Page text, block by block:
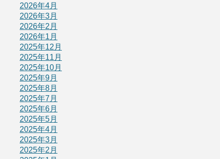
2026年4月
2026年3月
2026年2月
2026年1月
2025年12月
2025年11月
2025年10月
2025年9月
2025年8月
2025年7月
2025年6月
2025年5月
2025年4月
2025年3月
2025年2月